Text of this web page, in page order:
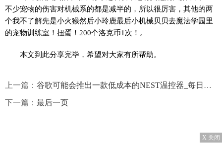
不少宠物的伤害对机械系的都是减半的，所以很厉害，其他的两
个我不了解先是小火猴然后小玲鹿最后小机械贝贝去魔法学园里
的宠物训练室！扭蛋！200个洛克币1次！。
本文到此分享完毕，希望对大家有所帮助。
上一篇： 谷歌可能会推出一款低成本的NEST温控器_每日视点
下一篇： 最后一页
X 关闭